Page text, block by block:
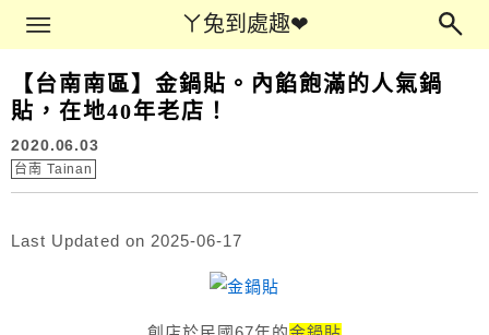
ㄚ兔到處趣❤
Main Menu
【台南南區】金鍋貼。內餡飽滿的人氣鍋
貼，在地40年老店！
2020.06.03
台南 Tainan
Last Updated on 2025-06-17